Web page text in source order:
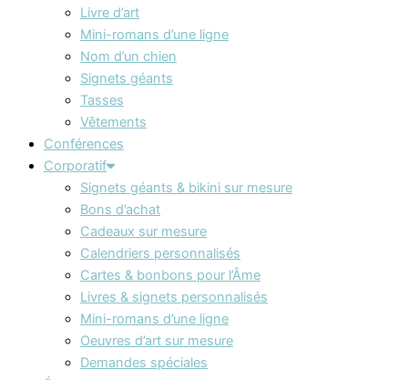
Livre d’art
Mini-romans d’une ligne
Nom d’un chien
Signets géants
Tasses
Vêtements
Conférences
Corporatif
Signets géants & bikini sur mesure
Bons d’achat
Cadeaux sur mesure
Calendriers personnalisés
Cartes & bonbons pour l’Âme
Livres & signets personnalisés
Mini-romans d’une ligne
Oeuvres d’art sur mesure
Demandes spéciales